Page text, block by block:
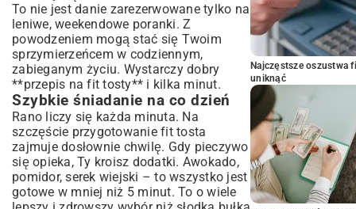
To nie jest danie zarezerwowane tylko na
leniwe, weekendowe poranki. Z
powodzeniem mogą stać się Twoim
sprzymierzeńcem w codziennym,
zabieganym życiu. Wystarczy dobry
**przepis na fit tosty** i kilka minut.
Szybkie śniadanie na co dzień
Rano liczy się każda minuta. Na
szczęście przygotowanie fit tosta
zajmuje dosłownie chwilę. Gdy pieczywo
się opieka, Ty kroisz dodatki. Awokado,
pomidor, serek wiejski – to wszystko jest
gotowe w mniej niż 5 minut. To o wiele
Najczęstsze oszustwa
uniknąć